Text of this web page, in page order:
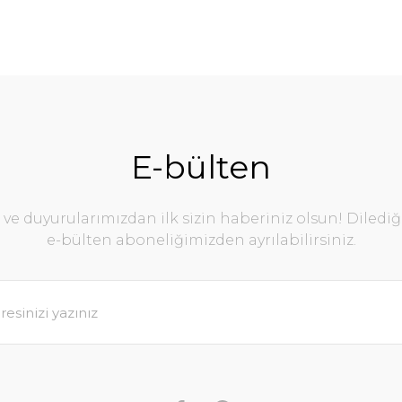
E-bülten
duyurularımızdan ilk sizin haberiniz olsun!
e-bülten aboneliğimizden ayrılabilirsiniz.